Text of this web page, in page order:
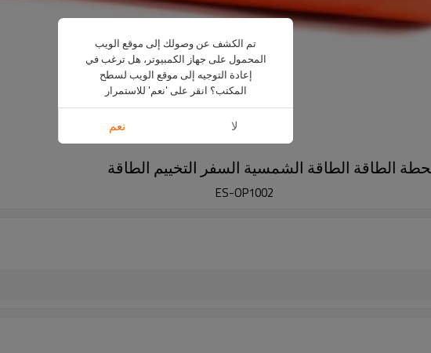
الطاقة الطاقة الشمسية السفر التخييم الطاقة
ES-OP1002
تم الكشف عن وصولك إلى موقع الويب
المحمول على جهاز الكمبيوتر، هل ترغب في
إعادة التوجيه إلى موقع الويب لسطح
المكتب؟ انقر على 'نعم' للاستمرار
لا نعم